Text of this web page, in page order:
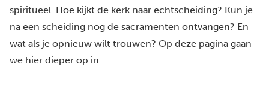
spiritueel. Hoe kijkt de kerk naar echtscheiding? Kun je
na een scheiding nog de sacramenten ontvangen? En
wat als je opnieuw wilt trouwen? Op deze pagina gaan
we hier dieper op in.